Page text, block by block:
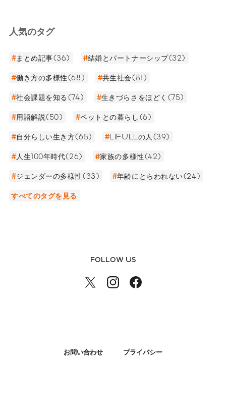
人気のタグ
まとめ記事(36) 結婚とパートナーシップ(32)
働き方の多様性(68) 共生社会(81)
社会課題を知る(74) 生きづらさをほどく(75)
用語解説(50) ペットとの暮らし(6)
自分らしい生き方(65) LIFULLの人(39)
人生100年時代(26) 家族の多様性(42)
ジェンダーの多様性(33) 年齢にとらわれない(24)
すべてのタグを見る
FOLLOW US
お問い合わせ プライバシー